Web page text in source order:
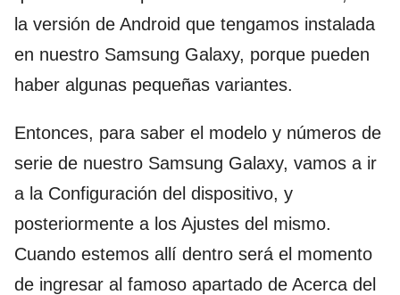
la versión de Android que tengamos instalada
en nuestro Samsung Galaxy, porque pueden
haber algunas pequeñas variantes.
Entonces, para saber el modelo y números de
serie de nuestro Samsung Galaxy, vamos a ir
a la Configuración del dispositivo, y
posteriormente a los Ajustes del mismo.
Cuando estemos allí dentro será el momento
de ingresar al famoso apartado de Acerca del